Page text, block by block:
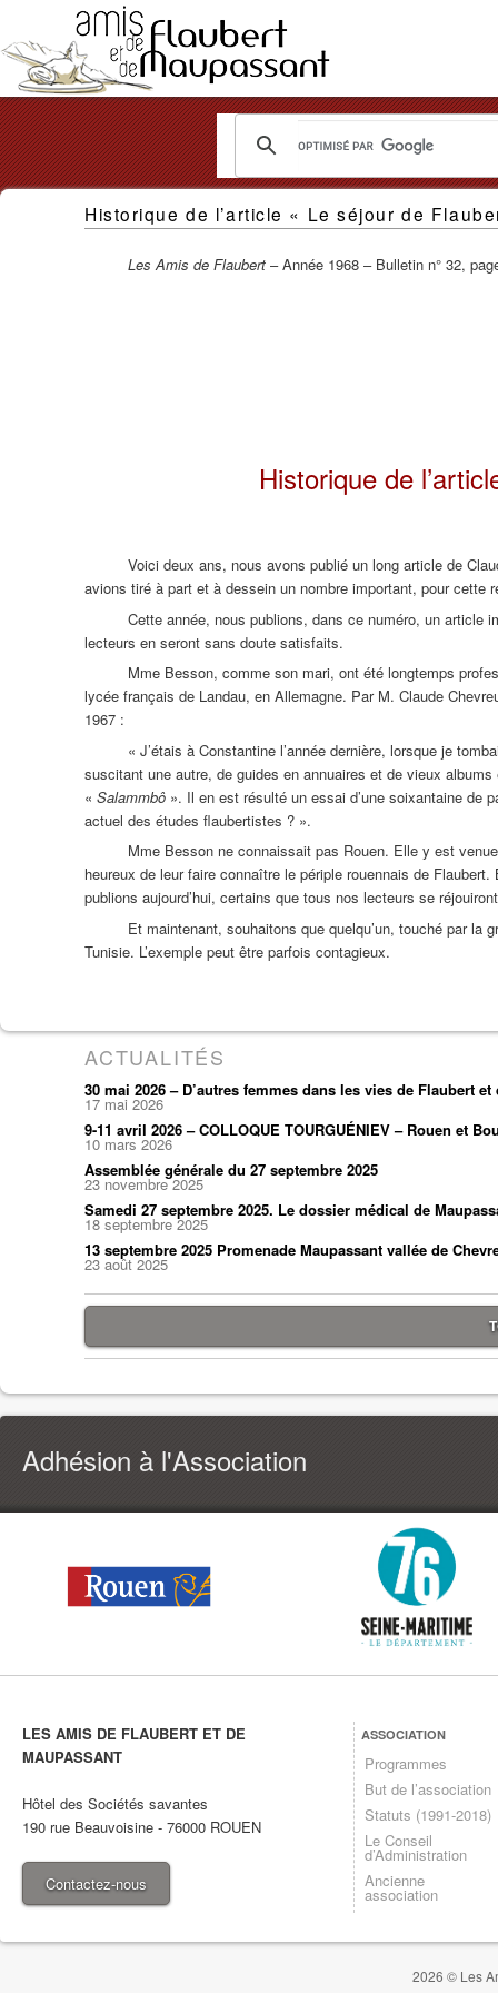
Les
Historique de l’article « Le séjour de
Les Amis de Flaubert – Année 1968 – Bulletin n° 32,
Historique de
Voici deux ans, nous avons publié un long article de
avions tiré à part et à dessein un nombre important, pour
Cette année, nous publions, dans ce numéro, un article
lecteurs en seront sans doute satisfaits.
Mme Besson, comme son mari, ont été longtemps
lycée français de Landau, en Allemagne. Par M. Claude
1967 :
« J’étais à Constantine l’année dernière, lorsque je
suscitant une autre, de guides en annuaires et de vieux
« Salammbô ». Il en est résulté un essai d’une soixantaine de
actuel des études flaubertistes ? ».
Mme Besson ne connaissait pas Rouen. Elle y est
heureux de leur faire connaître le périple rouennais de
publions aujourd’hui, certains que tous nos lecteurs se
Et maintenant, souhaitons que quelqu’un, touché par la
Tunisie. L’exemple peut être parfois contagieux.
ACTUALITÉS
30 mai 2026 – D’autres femmes dans les vies de Flaubert et
17 mai 2026
9-11 avril 2026 – COLLOQUE TOURGUÉNIEV – Rouen et
10 mars 2026
Assemblée générale du 27 septembre 2025
23 novembre 2025
Samedi 27 septembre 2025. Le dossier médical de
18 septembre 2025
13 septembre 2025 Promenade Maupassant vallée de
23 août 2025
Adhésion à l'Association
LES AMIS DE FLAUBERT ET DE
MAUPASSANT
Hôtel des Sociétés savantes
190 rue Beauvoisine - 76000 ROUEN
Contactez-nous
ASSOCIATION
Programmes
But de l’association
Statuts (1991-2018)
Le Conseil
d’Administration
Ancienne
association
2026 © Les